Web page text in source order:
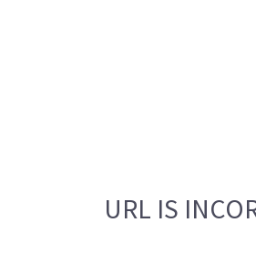
URL IS